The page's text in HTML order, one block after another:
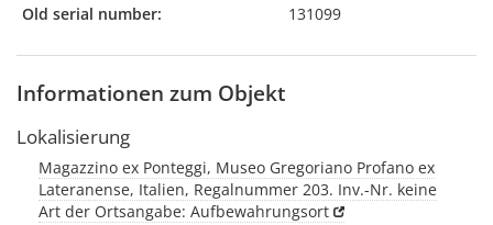
Old serial number:
131099
Informationen zum Objekt
Lokalisierung
Magazzino ex Ponteggi, Museo Gregoriano Profano ex
Lateranense, Italien, Regalnummer 203. Inv.-Nr. keine
Art der Ortsangabe: Aufbewahrungsort